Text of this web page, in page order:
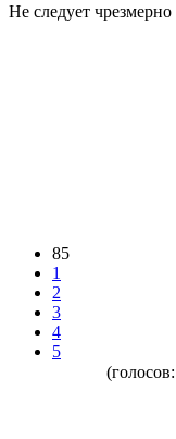
Не следует
85
1
2
3
4
5
(голосов: